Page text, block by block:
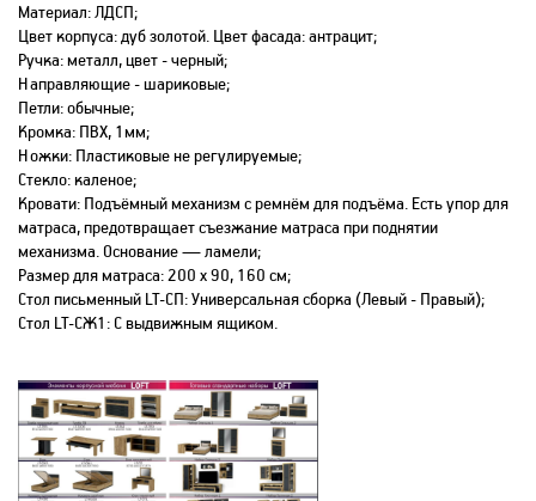
Материал: ЛДСП;
Цвет корпуса: дуб золотой. Цвет фасада: антрацит;
Ручка: металл, цвет - черный;
Направляющие - шариковые;
Петли: обычные;
Кромка: ПВХ, 1мм;
Ножки: Пластиковые не регулируемые;
Стекло: каленое;
Кровати: Подъёмный механизм с ремнём для подъёма. Есть упор для
матраса, предотвращает съезжание матраса при поднятии
механизма. Основание — ламели;
Размер для матраса: 200 х 90, 160 см;
Стол письменный LT-СП: Универсальная сборка (Левый - Правый);
Стол LT-СЖ1: С выдвижным ящиком.